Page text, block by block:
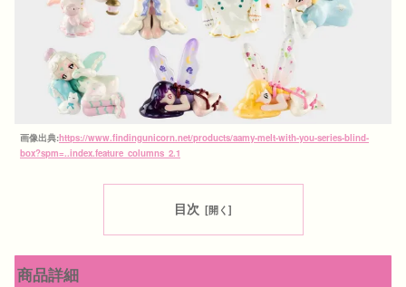
画像出典:https://www.findingunicorn.net/products/aamy-melt-with-you-series-blind-
box?spm=..index.feature_columns_2.1
目次
商品詳細